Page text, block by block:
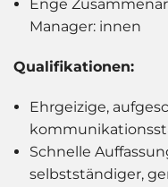
Enge
Manager: innen
Qualifikationen:
Ehrgeizige,
Schnelle
selbstständiger,